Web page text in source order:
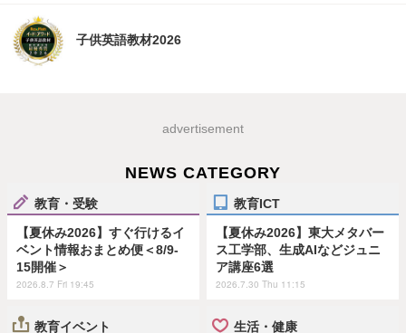
子供英語教材2026
advertisement
NEWS CATEGORY
教育・受験
【夏休み2026】すぐ行けるイ
ベント情報おまとめ便＜8/9-
15開催＞
2026.8.7 Fri 19:45
教育ICT
【夏休み2026】東大メタバー
ス工学部、生成AIなどジュニ
ア講座6選
2026.7.30 Thu 11:15
教育イベント 生活・健康